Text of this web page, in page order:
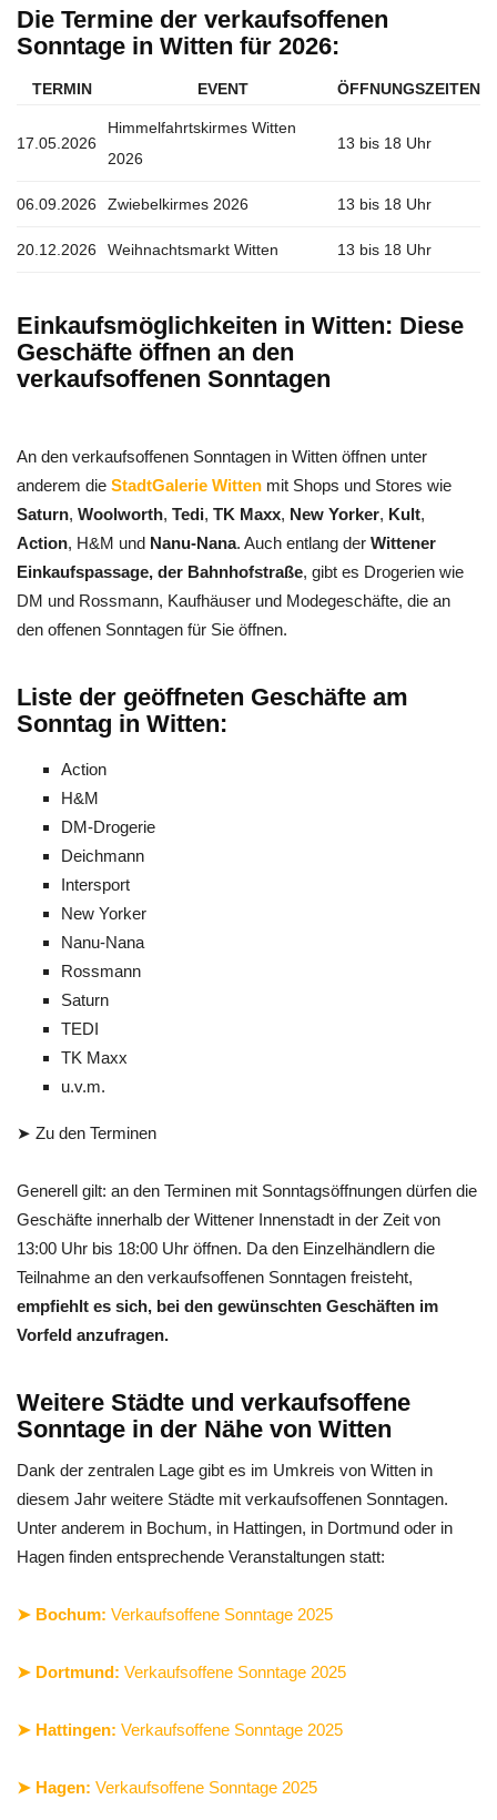
Die Termine der verkaufsoffenen
Sonntage in Witten für 2026:
TERMIN EVENT ÖFFNUNGSZEITEN
17.05.2026
Himmelfahrtskirmes Witten
2026
13 bis 18 Uhr
06.09.2026 Zwiebelkirmes 2026 13 bis 18 Uhr
20.12.2026 Weihnachtsmarkt Witten 13 bis 18 Uhr
Einkaufsmöglichkeiten in Witten: Diese
Geschäfte öffnen an den
verkaufsoffenen Sonntagen
An den verkaufsoffenen Sonntagen in Witten öffnen unter
anderem die StadtGalerie Witten mit Shops und Stores wie
Saturn, Woolworth, Tedi, TK Maxx, New Yorker, Kult,
Action, H&M und Nanu-Nana. Auch entlang der Wittener
Einkaufspassage, der Bahnhofstraße, gibt es Drogerien wie
DM und Rossmann, Kaufhäuser und Modegeschäfte, die an
den offenen Sonntagen für Sie öffnen.
Liste der geöffneten Geschäfte am
Sonntag in Witten:
Action
H&M
DM-Drogerie
Deichmann
Intersport
New Yorker
Nanu-Nana
Rossmann
Saturn
TEDI
TK Maxx
u.v.m.
➤ Zu den Terminen
Generell gilt: an den Terminen mit Sonntagsöffnungen dürfen die
Geschäfte innerhalb der Wittener Innenstadt in der Zeit von
13:00 Uhr bis 18:00 Uhr öffnen. Da den Einzelhändlern die
Teilnahme an den verkaufsoffenen Sonntagen freisteht,
empfiehlt es sich, bei den gewünschten Geschäften im
Vorfeld anzufragen.
Weitere Städte und verkaufsoffene
Sonntage in der Nähe von Witten
Dank der zentralen Lage gibt es im Umkreis von Witten in
diesem Jahr weitere Städte mit verkaufsoffenen Sonntagen.
Unter anderem in Bochum, in Hattingen, in Dortmund oder in
Hagen finden entsprechende Veranstaltungen statt:
➤ Bochum: Verkaufsoffene Sonntage 2025
➤ Dortmund: Verkaufsoffene Sonntage 2025
➤ Hattingen: Verkaufsoffene Sonntage 2025
➤ Hagen: Verkaufsoffene Sonntage 2025